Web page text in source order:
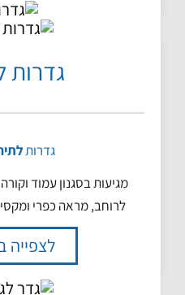
גדרות
גדרות
לרוחב, מראה כפרי
לצפייה